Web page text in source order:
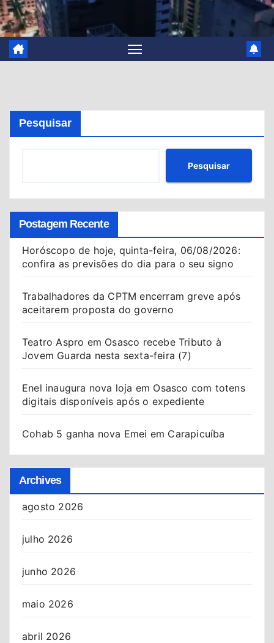
Pesquisar
Pesquisar
Postagem Recente
Horóscopo de hoje, quinta-feira, 06/08/2026:
confira as previsões do dia para o seu signo
Trabalhadores da CPTM encerram greve após
aceitarem proposta do governo
Teatro Aspro em Osasco recebe Tributo à
Jovem Guarda nesta sexta-feira (7)
Enel inaugura nova loja em Osasco com totens
digitais disponíveis após o expediente
Cohab 5 ganha nova Emei em Carapicuíba
Archives
agosto 2026
julho 2026
junho 2026
maio 2026
abril 2026